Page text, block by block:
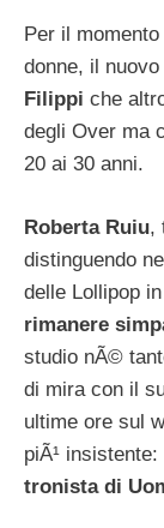
Per il
donne, il
Filippi che
degli Over ma
20 ai 30 anni.
Roberta Ruiu,
distinguendo
delle Lollipop
rimanere
studio nÃ©
di mira con il
ultime ore sul
piÃ¹ insistente:
tronista di